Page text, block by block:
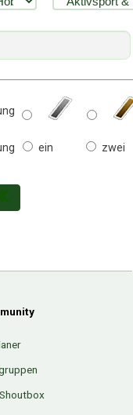
ein zwei